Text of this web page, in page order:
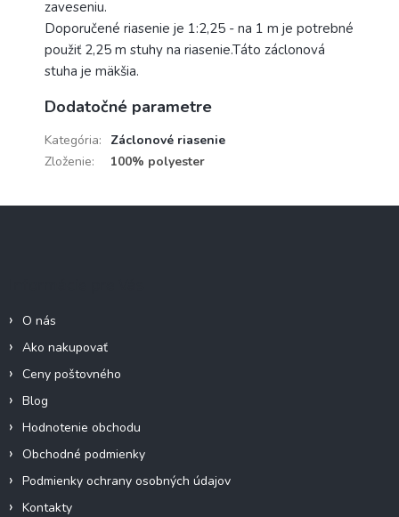
zaveseniu.
Doporučené riasenie je 1:2,25 - na 1 m je potrebné
použiť 2,25 m stuhy na riasenie.Táto záclonová
stuha je mäkšia.
Dodatočné parametre
Kategória:
Záclonové riasenie
Zloženie: 100% polyester
O nás
Ako nakupovať
Ceny poštovného
Blog
Hodnotenie obchodu
Obchodné podmienky
Podmienky ochrany osobných údajov
Kontakty